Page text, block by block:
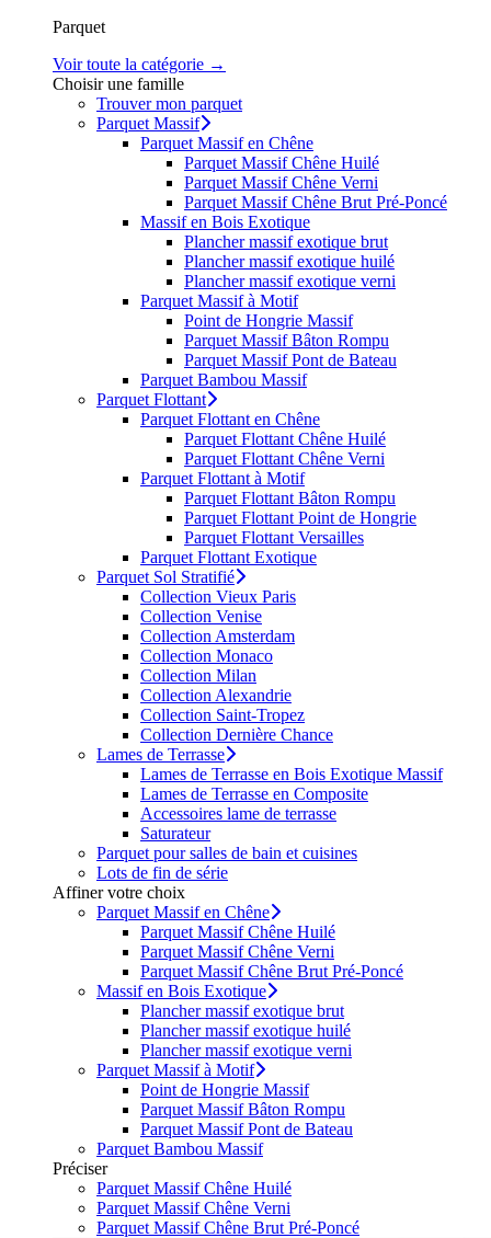
Parquet
Voir toute la catégorie →
Choisir une famille
Trouver mon parquet
Parquet Massif
Parquet Massif en Chêne
Parquet Massif Chêne Huilé
Parquet Massif Chêne Verni
Parquet Massif Chêne Brut Pré-Poncé
Massif en Bois Exotique
Plancher massif exotique brut
Plancher massif exotique huilé
Plancher massif exotique verni
Parquet Massif à Motif
Point de Hongrie Massif
Parquet Massif Bâton Rompu
Parquet Massif Pont de Bateau
Parquet Bambou Massif
Parquet Flottant
Parquet Flottant en Chêne
Parquet Flottant Chêne Huilé
Parquet Flottant Chêne Verni
Parquet Flottant à Motif
Parquet Flottant Bâton Rompu
Parquet Flottant Point de Hongrie
Parquet Flottant Versailles
Parquet Flottant Exotique
Parquet Sol Stratifié
Collection Vieux Paris
Collection Venise
Collection Amsterdam
Collection Monaco
Collection Milan
Collection Alexandrie
Collection Saint-Tropez
Collection Dernière Chance
Lames de Terrasse
Lames de Terrasse en Bois Exotique Massif
Lames de Terrasse en Composite
Accessoires lame de terrasse
Saturateur
Parquet pour salles de bain et cuisines
Lots de fin de série
Affiner votre choix
Parquet Massif en Chêne
Parquet Massif Chêne Huilé
Parquet Massif Chêne Verni
Parquet Massif Chêne Brut Pré-Poncé
Massif en Bois Exotique
Plancher massif exotique brut
Plancher massif exotique huilé
Plancher massif exotique verni
Parquet Massif à Motif
Point de Hongrie Massif
Parquet Massif Bâton Rompu
Parquet Massif Pont de Bateau
Parquet Bambou Massif
Préciser
Parquet Massif Chêne Huilé
Parquet Massif Chêne Verni
Parquet Massif Chêne Brut Pré-Poncé